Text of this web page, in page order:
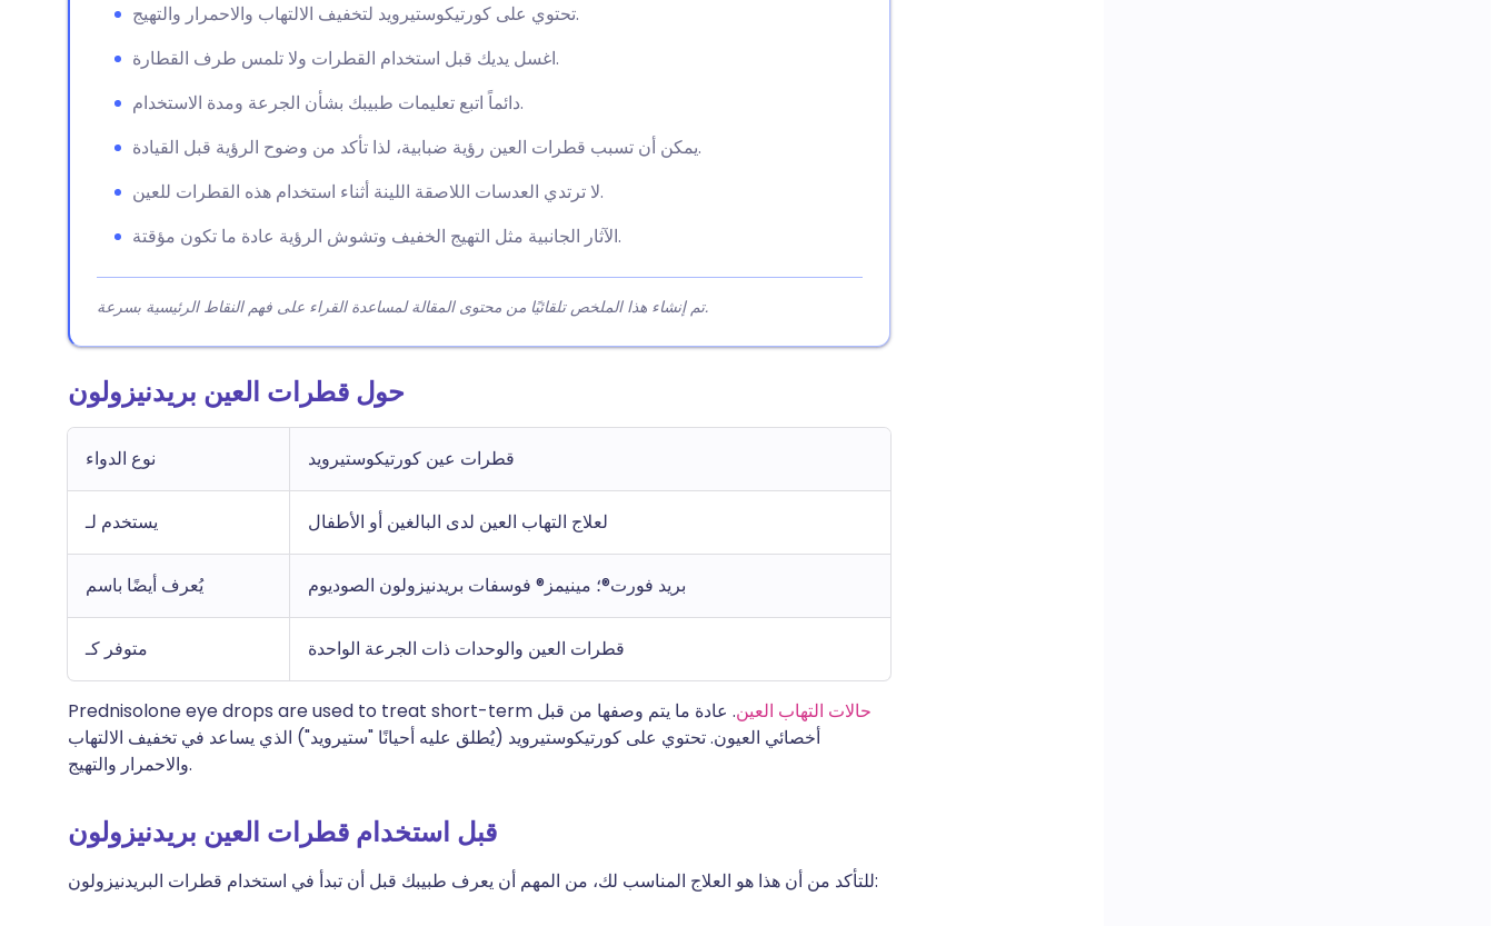
تحتوي على كورتيكوستيرويد لتخفيف الالتهاب والاحمرار والتهيج.
اغسل يديك قبل استخدام القطرات ولا تلمس طرف القطارة.
دائماً اتبع تعليمات طبيبك بشأن الجرعة ومدة الاستخدام.
يمكن أن تسبب قطرات العين رؤية ضبابية، لذا تأكد من وضوح الرؤية قبل القيادة.
لا ترتدي العدسات اللاصقة اللينة أثناء استخدام هذه القطرات للعين.
الآثار الجانبية مثل التهيج الخفيف وتشوش الرؤية عادة ما تكون مؤقتة.
تم إنشاء هذا الملخص تلقائيًا من محتوى المقالة لمساعدة القراء على فهم النقاط الرئيسية بسرعة.
حول قطرات العين بريدنيزولون
نوع الدواء قطرات عين كورتيكوستيرويد
يستخدم لـ لعلاج التهاب العين لدى البالغين أو الأطفال
يُعرف أيضًا باسم بريد فورت®؛ مينيمز® فوسفات بريدنيزولون الصوديوم
متوفر كـ قطرات العين والوحدات ذات الجرعة الواحدة
Prednisolone eye drops are used to treat short-term حالات التهاب العين. عادة ما يتم وصفها من قبل
أخصائي العيون. تحتوي على كورتيكوستيرويد (يُطلق عليه أحيانًا "ستيرويد") الذي يساعد في تخفيف الالتهاب
والاحمرار والتهيج.
قبل استخدام قطرات العين بريدنيزولون
للتأكد من أن هذا هو العلاج المناسب لك، من المهم أن يعرف طبيبك قبل أن تبدأ في استخدام قطرات البريدنيزولون: